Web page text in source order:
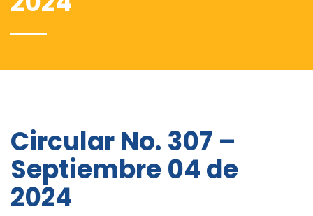
Circular No. 307 –
Septiembre 04 de
2024